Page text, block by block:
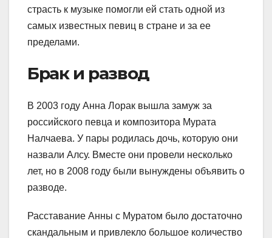
страсть к музыке помогли ей стать одной из
самых известных певиц в стране и за ее
пределами.
Брак и развод
В 2003 году Анна Лорак вышла замуж за
российского певца и композитора Мурата
Налчаева. У пары родилась дочь, которую они
назвали Алсу. Вместе они провели несколько
лет, но в 2008 году были вынуждены объявить о
разводе.
Расставание Анны с Муратом было достаточно
скандальным и привлекло большое количество